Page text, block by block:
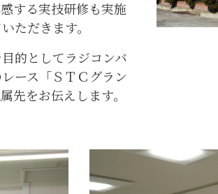
する実技研修も実施
ただきます。
的としてラジコンバ
ース「ＳＴＣグラン
先をお伝えします。